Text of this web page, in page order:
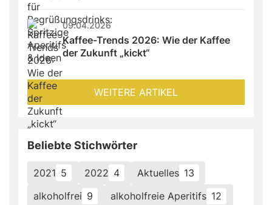
09.04.2026
Kaffee-Trends 2026: Wie der Kaffee
der Zukunft „kickt“
WEITERE ARTIKEL
Beliebte Stichwörter
2021 5 2022 4 Aktuelles 13
alkoholfrei 9 alkoholfreie Aperitifs 12